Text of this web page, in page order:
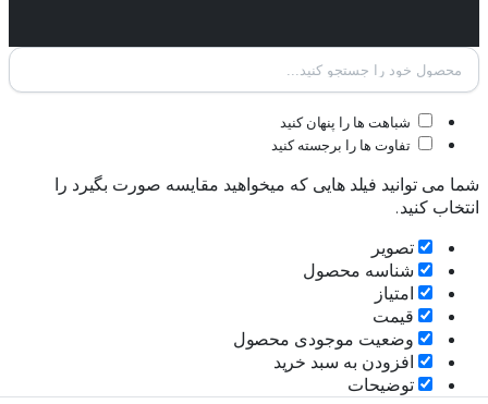
شباهت ها را پنهان کنید
تفاوت ها را برجسته کنید
شما می توانید فیلد هایی که میخواهید مقایسه صورت بگیرد را
انتخاب کنید.
تصویر
شناسه محصول
امتیاز
قیمت
وضعیت موجودی محصول
افزودن به سبد خرید
توضیحات